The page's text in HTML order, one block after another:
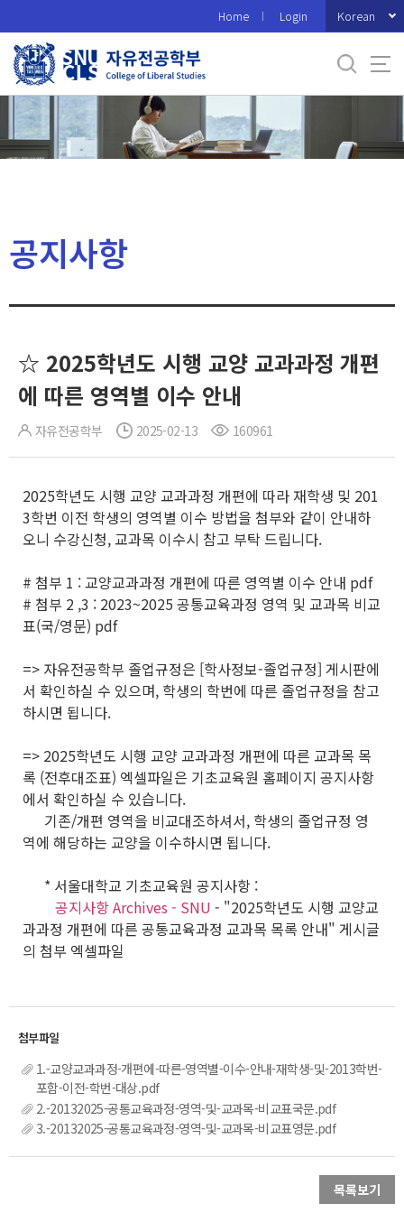
로
메
Home Login Korean
공지사항
☆ 2025학년도 시행 교양 교과과정 개편
에 따른 영역별 이수 안내
자유전공학부 2025-02-13 160961
2025학년도 시행 교양 교과과정 개편에 따라 재학생 및 201
3학번 이전 학생의 영역별 이수 방법을 첨부와 같이 안내하
오니 수강신청, 교과목 이수시 참고 부탁 드립니다.
# 첨부 1 : 교양교과과정 개편에 따른 영역별 이수 안내 pdf
# 첨부 2 ,3 : 2023~2025 공통교육과정 영역 및 교과목 비교
표(국/영문) pdf
=> 자유전공학부 졸업규정은 [학사정보-졸업규정] 게시판에
서 확인하실 수 있으며, 학생의 학번에 따른 졸업규정을 참고
하시면 됩니다.
=> 2025학년도 시행 교양 교과과정 개편에 따른 교과목 목
록 (전후대조표) 엑셀파일은 기초교육원 홈페이지 공지사항
에서 확인하실 수 있습니다.
기존/개편 영역을 비교대조하셔서, 학생의 졸업규정 영
역에 해당하는 교양을 이수하시면 됩니다.
* 서울대학교 기초교육원 공지사항 :
공지사항 Archives - SNU - "2025학년도 시행 교양교
과과정 개편에 따른 공통교육과정 교과목 목록 안내" 게시글
의 첨부 엑셀파일
1.-교양교과과정-개편에-따른-영역별-이수-안내-재학생-및-2013학번-
포함-이전-학번-대상.pdf
2.-20132025-공통교육과정-영역-및-교과목-비교표국문.pdf
3.-20132025-공통교육과정-영역-및-교과목-비교표영문.pdf
목록보기